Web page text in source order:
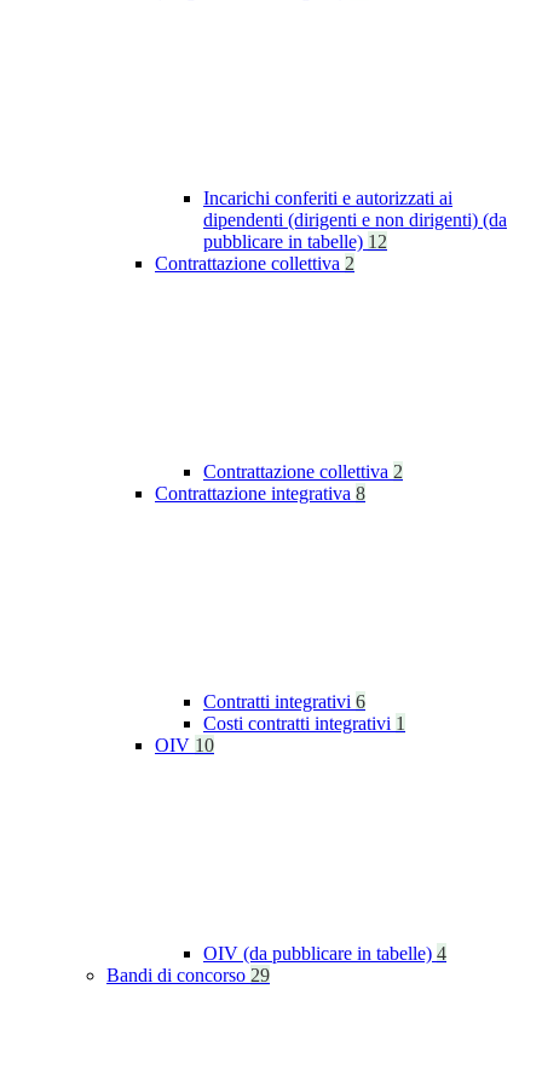
Incarichi conferiti e autorizzati ai
dipendenti (dirigenti e non dirigenti) (da
pubblicare in tabelle) 12
Contrattazione collettiva 2
Contrattazione collettiva 2
Contrattazione integrativa 8
Contratti integrativi 6
Costi contratti integrativi 1
OIV 10
OIV (da pubblicare in tabelle) 4
Bandi di concorso 29